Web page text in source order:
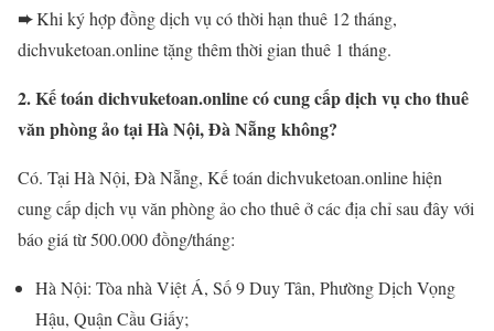
➨Khi ký hợp đồng dịch vụ có thời hạn thuê 12 tháng,
dichvuketoan.online tặng thêm thời gian thuê 1 tháng.
2. Kế toán dichvuketoan.online có cung cấp dịch vụ cho thuê
văn phòng ảo tại Hà Nội, Đà Nẵng không?
Có. Tại Hà Nội, Đà Nẵng, Kế toán dichvuketoan.online hiện
cung cấp dịch vụ văn phòng ảo cho thuê ở các địa chỉ sau đây với
báo giá từ 500.000 đồng/tháng:
Hà Nội: Tòa nhà Việt Á, Số 9 Duy Tân, Phường Dịch Vọng
Hậu, Quận Cầu Giấy;